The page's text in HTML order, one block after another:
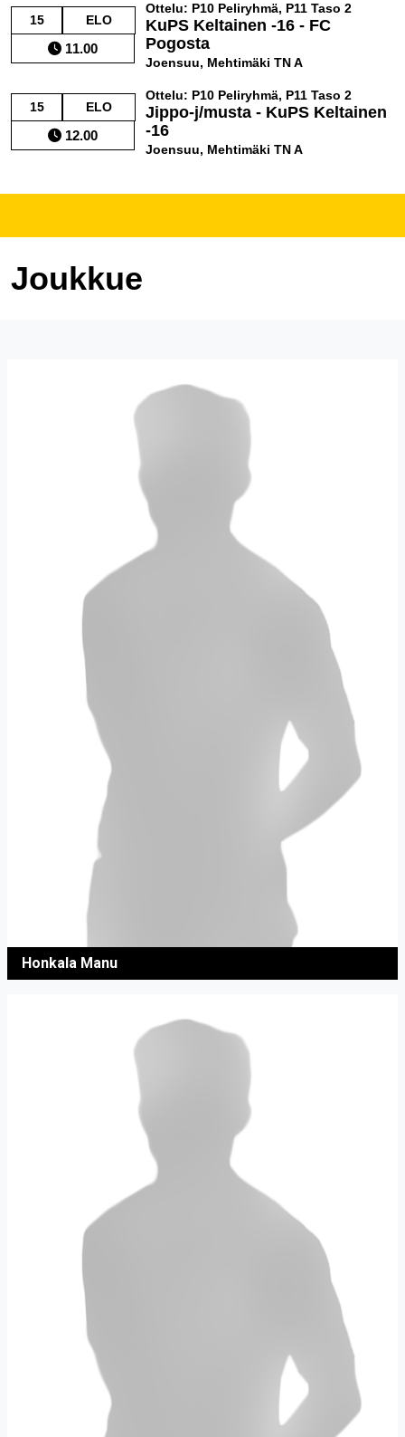
15 ELO
11.00
Ottelu: P10 Peliryhmä, P11 Taso 2
KuPS Keltainen -16 - FC
Pogosta
Joensuu, Mehtimäki TN A
15 ELO
12.00
Ottelu: P10 Peliryhmä, P11 Taso 2
Jippo-j/musta - KuPS Keltainen
-16
Joensuu, Mehtimäki TN A
Joukkue
Honkala Manu